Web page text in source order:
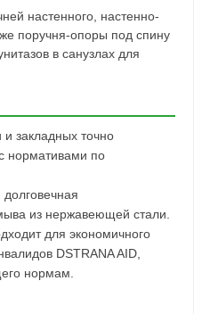
настенного, настенно-
поручня-опоры под спину
в санузлах для
закладных точно
нормативами по
из нержавеющей стали.
для экономичного
DSTRANA AID,
нормам.